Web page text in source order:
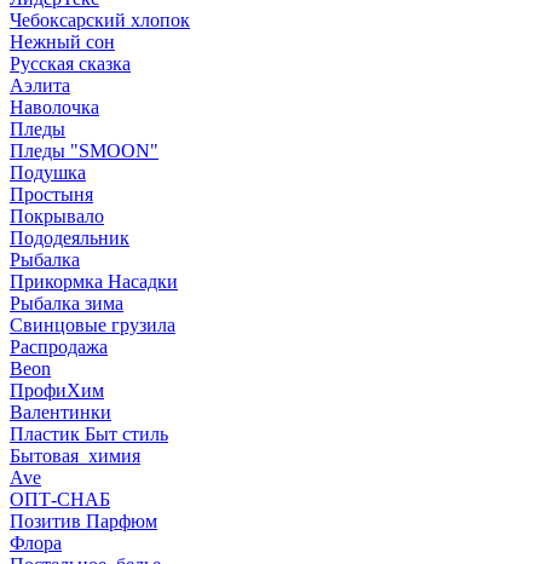
Чебоксарский хлопок
Нежный сон
Русская сказка
Аэлита
Наволочка
Пледы
Пледы "SMOON"
Подушка
Простыня
Покрывало
Пододеяльник
Рыбалка
Прикормка Насадки
Рыбалка зима
Свинцовые грузила
Распродажа
Beon
ПрофиХим
Валентинки
Пластик Быт стиль
Бытовая_химия
Ave
ОПТ-СНАБ
Позитив Парфюм
Флора